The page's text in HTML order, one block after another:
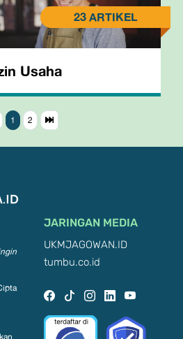
Usaha
1 2
JARINGAN MEDIA
UKMJAGOWAN.ID
tumbu.co.id